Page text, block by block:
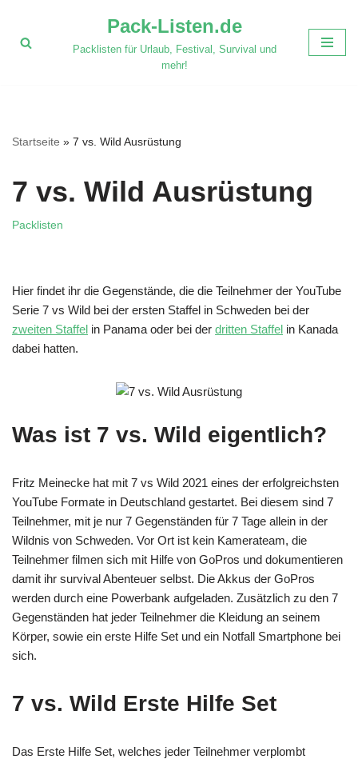
Zum
Pack-Listen.de
Packlisten für Urlaub, Festival, Survival und
mehr!
Startseite » 7 vs. Wild Ausrüstung
7 vs. Wild Ausrüstung
Packlisten
Hier findet ihr die Gegenstände, die die Teilnehmer der YouTube
Serie 7 vs Wild bei der ersten Staffel in Schweden bei der
zweiten Staffel in Panama oder bei der dritten Staffel in Kanada
dabei hatten.
Was ist 7 vs. Wild eigentlich?
Fritz Meinecke hat mit 7 vs Wild 2021 eines der erfolgreichsten
YouTube Formate in Deutschland gestartet. Bei diesem sind 7
Teilnehmer, mit je nur 7 Gegenständen für 7 Tage allein in der
Wildnis von Schweden. Vor Ort ist kein Kamerateam, die
Teilnehmer filmen sich mit Hilfe von GoPros und dokumentieren
damit ihr survival Abenteuer selbst. Die Akkus der GoPros
werden durch eine Powerbank aufgeladen. Zusätzlich zu den 7
Gegenständen hat jeder Teilnehmer die Kleidung an seinem
Körper, sowie ein erste Hilfe Set und ein Notfall Smartphone bei
sich.
7 vs. Wild Erste Hilfe Set
Das Erste Hilfe Set, welches jeder Teilnehmer verplombt